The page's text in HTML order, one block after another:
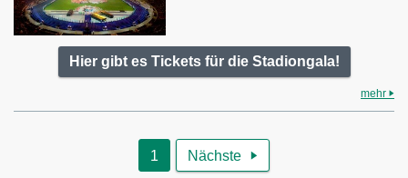
Hier gibt es Tickets für die Stadiongala!
mehr
1 Nächste 